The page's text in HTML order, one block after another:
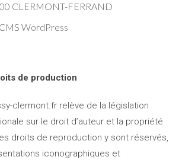
CLERMONT-FERRAND
WordPress
de production
clermont.fr relève de la législation
sur le droit d’auteur et la propriété
droits de reproduction y sont réservés,
iconographiques et